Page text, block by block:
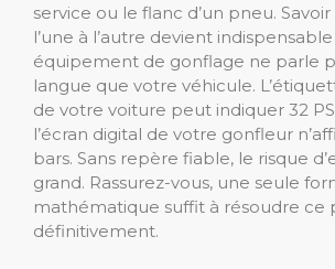
service ou le flanc d’un pneu.
l’une à l’autre devient
équipement de gonflage ne parle
langue que votre véhicule.
de votre voiture peut indiquer 32
l’écran digital de votre gonfleur
bars. Sans repère fiable, le risque
grand. Rassurez-vous, une seule
mathématique suffit à résoudre ce
définitivement.